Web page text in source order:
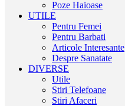
Poze Haioase
UTILE
Pentru Femei
Pentru Barbati
Articole Interesante
Despre Sanatate
DIVERSE
Utile
Stiri Telefoane
Stiri Afaceri